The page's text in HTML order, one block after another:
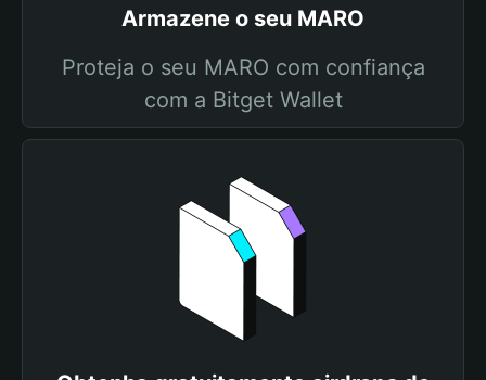
Armazene o seu MARO
Proteja o seu MARO com confiança
com a Bitget Wallet